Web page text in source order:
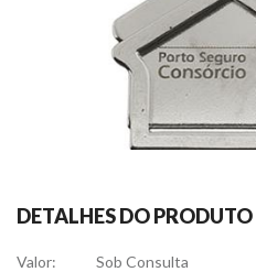
DETALHES DO PRODUTO
Valor:
Sob Consulta